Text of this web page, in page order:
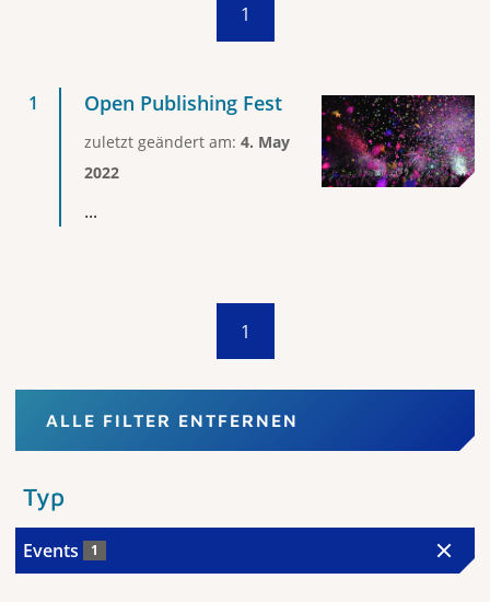
1
Open Publishing Fest
zuletzt geändert am: 4. May
2022
...
1
ALLE FILTER ENTFERNEN
Typ
Events 1